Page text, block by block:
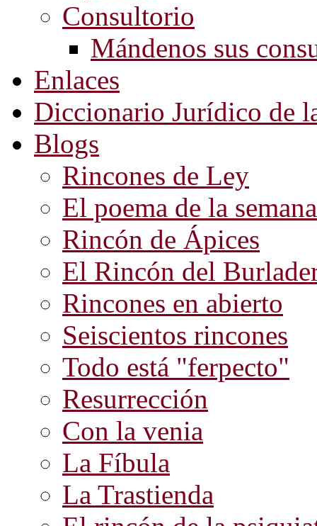
Consultorio
Mándenos sus
Enlaces
Diccionario Jurídico de
Blogs
Rincones de Ley
El poema de la semana
Rincón de Ápices
El Rincón del
Rincones en abierto
Seiscientos rincones
Todo está "ferpecto"
Resurrección
Con la venia
La Fíbula
La Trastienda